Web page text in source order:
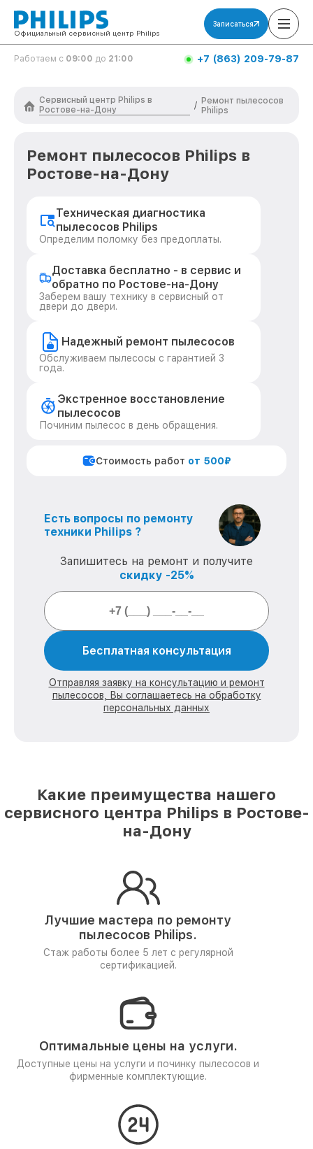
Официальный сервисный центр Philips
Записаться
Работаем с 09:00 до 21:00 +7 (863) 209-79-87
Сервисный центр Philips в
Ростове-на-Дону
/ Ремонт пылесосов
Philips
Ремонт пылесосов Philips в
Ростове-на-Дону
Техническая диагностика
пылесосов Philips
Определим поломку без предоплаты.
Доставка бесплатно - в сервис и
обратно по Ростове-на-Дону
Заберем вашу технику в сервисный от
двери до двери.
Надежный ремонт пылесосов
Обслуживаем пылесосы с гарантией 3
года.
Экстренное восстановление
пылесосов
Починим пылесос в день обращения.
Стоимость работ от 500₽
Есть вопросы по ремонту
техники Philips ?
Запишитесь на ремонт и получите
скидку -25%
Бесплатная консультация
Отправляя заявку на консультацию и ремонт
пылесосов, Вы соглашаетесь на обработку
персональных данных
Какие преимущества нашего
сервисного центра Philips в Ростове-
на-Дону
Лучшие мастера по ремонту
пылесосов Philips.
Стаж работы более 5 лет с регулярной
сертификацией.
Оптимальные цены на услуги.
Доступные цены на услуги и починку пылесосов и
фирменные комплектующие.